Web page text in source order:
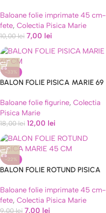
Baloane folie imprimate 45 cm-
fete, Colectia Pisica Marie
10,00lei 7,00 lei
-33%
BALON FOLIE PISICA MARIE 69
Baloane folie figurine, Colectia
Pisica Marie
18,00lei 12,00 lei
-22%
BALON FOLIE ROTUND PISICA
Baloane folie imprimate 45 cm-
fete, Colectia Pisica Marie
9,00lei 7,00 lei